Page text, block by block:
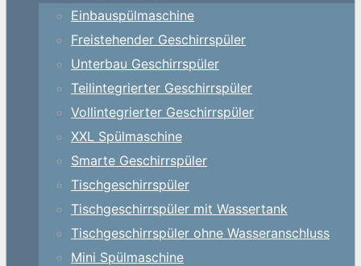
Einbauspülmaschine
Freistehender Geschirrspüler
Unterbau Geschirrspüler
Teilintegrierter Geschirrspüler
Vollintegrierter Geschirrspüler
XXL Spülmaschine
Smarte Geschirrspüler
Tischgeschirrspüler
Tischgeschirrspüler mit Wassertank
Tischgeschirrspüler ohne Wasseranschluss
Mini Spülmaschine